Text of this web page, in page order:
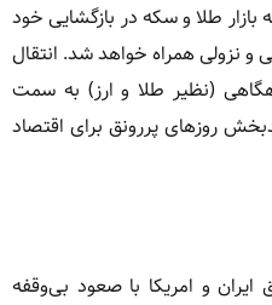
طلا و سکه در بازگشایی خود
و نزولی همراه خواهد شد. انتقال
(نظیر طلا و ارز) به سمت
روزهای پررونق برای اقتصاد
ایران و امریکا با صعود بی‌وقفه